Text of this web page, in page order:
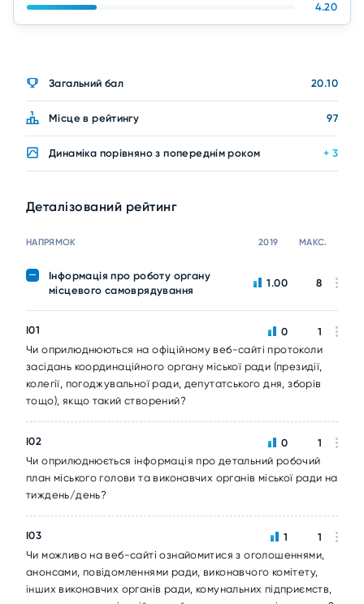
4.20
Загальний бал 20.10
Місце в рейтингу 97
Динаміка порівняно з попереднім роком + 3
Деталізований рейтинг
НАПРЯМОК 2019 МАКС.
Інформація про роботу органу
місцевого самоврядування
1.00 8
I01
Чи оприлюднюються на офіційному веб-сайті протоколи
засідань координаційного органу міської ради (президії,
колегії, погоджувальної ради, депутатського дня, зборів
тощо), якщо такий створений?
0 1
I02
Чи оприлюднюється інформація про детальний робочий
план міського голови та виконавчих органів міської ради на
тиждень/день?
0 1
I03
Чи можливо на веб-сайті ознайомитися з оголошеннями,
анонсами, повідомленнями ради, виконавчого комітету,
інших виконавчих органів ради, комунальних підприємств,
1 1